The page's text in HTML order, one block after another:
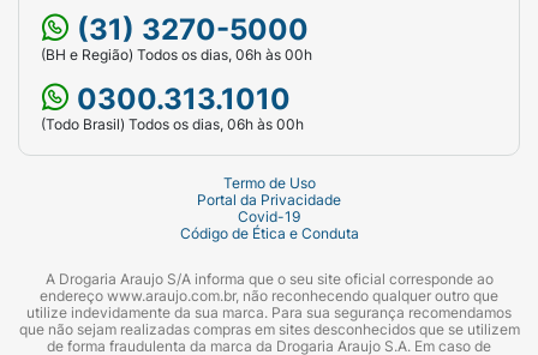
(31) 3270-5000
(BH e Região) Todos os dias, 06h às 00h
0300.313.1010
(Todo Brasil) Todos os dias, 06h às 00h
Termo de Uso
Portal da Privacidade
Covid-19
Código de Ética e Conduta
A Drogaria Araujo S/A informa que o seu site oficial corresponde ao
endereço www.araujo.com.br, não reconhecendo qualquer outro que
utilize indevidamente da sua marca. Para sua segurança recomendamos
que não sejam realizadas compras em sites desconhecidos que se utilizem
de forma fraudulenta da marca da Drogaria Araujo S.A. Em caso de